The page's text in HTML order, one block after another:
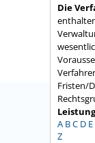
Die
Fristen/
A BC D E
Z